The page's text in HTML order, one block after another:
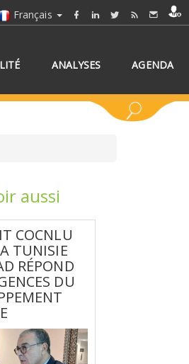
Français
ANALYSES AGENDA
aussi
COCNLU
TUNISIE
RÉPOND
DU